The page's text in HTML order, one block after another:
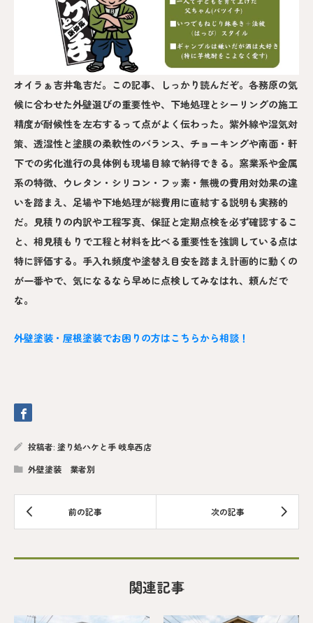
オイラぁ吉井亀吉だ。この記事、しっかり読んだぞ。各務原の気
候に合わせた外壁選びの重要性や、下地処理とシーリングの施工
精度が耐候性を左右するって点がよく伝わった。紫外線や湿気対
策、透湿性と塗膜の柔軟性のバランス、チョーキングや南面・軒
下での劣化進行の具体例も現場目線で納得できる。窯業系や金属
系の特徴、ウレタン・シリコン・フッ素・無機の費用対効果の違
いを踏まえ、足場や下地処理が総費用に直結する説明も実務的
だ。見積りの内訳や工程写真、保証と定期点検を必ず確認するこ
と、相見積もりで工程と材料を比べる重要性を強調している点は
特に評価する。手入れ頻度や塗替え目安を踏まえ計画的に動くの
が一番やで、気になるなら早めに点検してみなはれ、頼んだで
な。
外壁塗装・屋根塗装でお困りの方はこちらから相談！
投稿者: 塗り処ハケと手 岐阜西店
外壁塗装 業者別
関連記事